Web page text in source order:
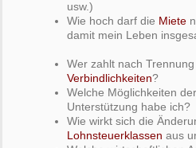
usw.)
Wie hoch darf die Miete
damit mein Leben
Wer zahlt nach
Verbindlichkeiten?
Welche Möglichkeiten der
Unterstützung habe ich?
Wie wirkt sich die
Lohnsteuerklassen aus